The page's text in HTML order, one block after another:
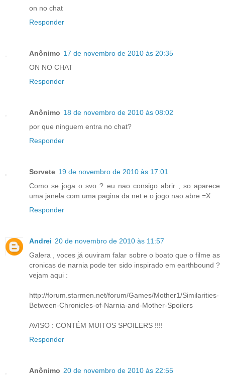
on no chat
Responder
Anônimo 17 de novembro de 2010 às 20:35
ON NO CHAT
Responder
Anônimo 18 de novembro de 2010 às 08:02
por que ninguem entra no chat?
Responder
Sorvete 19 de novembro de 2010 às 17:01
Como se joga o svo ? eu nao consigo abrir , so aparece
uma janela com uma pagina da net e o jogo nao abre =X
Responder
Andrei 20 de novembro de 2010 às 11:57
Galera , voces já ouviram falar sobre o boato que o filme as
cronicas de narnia pode ter sido inspirado em earthbound ?
vejam aqui :
http://forum.starmen.net/forum/Games/Mother1/Similarities-
Between-Chronicles-of-Narnia-and-Mother-Spoilers
AVISO : CONTÉM MUITOS SPOILERS !!!!
Responder
Anônimo 20 de novembro de 2010 às 22:55